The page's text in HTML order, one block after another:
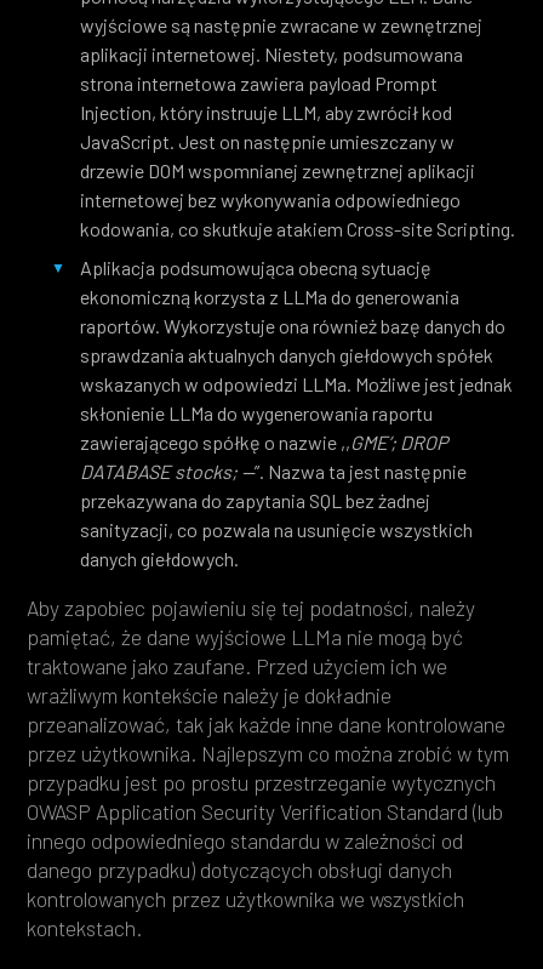
wyjściowe są następnie zwracane w zewnętrznej
aplikacji internetowej. Niestety, podsumowana
strona internetowa zawiera payload Prompt
Injection, który instruuje LLM, aby zwrócił kod
JavaScript. Jest on następnie umieszczany w
drzewie DOM wspomnianej zewnętrznej aplikacji
internetowej bez wykonywania odpowiedniego
kodowania, co skutkuje atakiem Cross-site Scripting.
Aplikacja podsumowująca obecną sytuację
ekonomiczną korzysta z LLMa do generowania
raportów. Wykorzystuje ona również bazę danych do
sprawdzania aktualnych danych giełdowych spółek
wskazanych w odpowiedzi LLMa. Możliwe jest jednak
skłonienie LLMa do wygenerowania raportu
zawierającego spółkę o nazwie ,,GME’; DROP
DATABASE stocks; —”. Nazwa ta jest następnie
przekazywana do zapytania SQL bez żadnej
sanityzacji, co pozwala na usunięcie wszystkich
danych giełdowych.
Aby zapobiec pojawieniu się tej podatności, należy
pamiętać, że dane wyjściowe LLMa nie mogą być
traktowane jako zaufane. Przed użyciem ich we
wrażliwym kontekście należy je dokładnie
przeanalizować, tak jak każde inne dane kontrolowane
przez użytkownika. Najlepszym co można zrobić w tym
przypadku jest po prostu przestrzeganie wytycznych
OWASP Application Security Verification Standard (lub
innego odpowiedniego standardu w zależności od
danego przypadku) dotyczących obsługi danych
kontrolowanych przez użytkownika we wszystkich
kontekstach.